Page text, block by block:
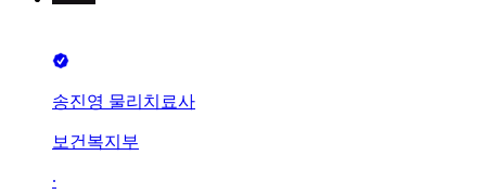
송진영 물리치료사
보건복지부
∙